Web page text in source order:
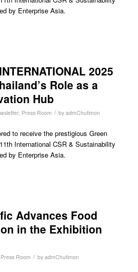
by Enterprise Asia.
2025
Role as a
Hub
, Press Room / by admChutimon
to receive the prestigious Green
International CSR & Sustainability
by Enterprise Asia.
Advances Food
in the Exhibition
Press Room / by admChutimon